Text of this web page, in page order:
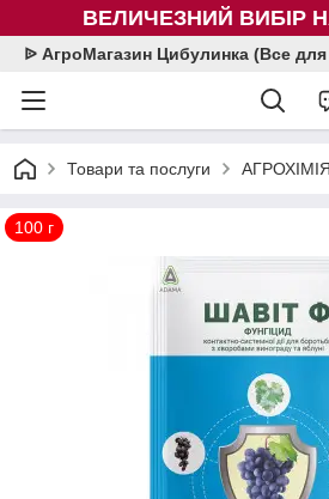
ВЕЛИЧЕЗНИЙ ВИБІР
ᐉ АгроМагазин Цибулинка (Все
Товари та послуги АГРОХІМІЯ
100 г